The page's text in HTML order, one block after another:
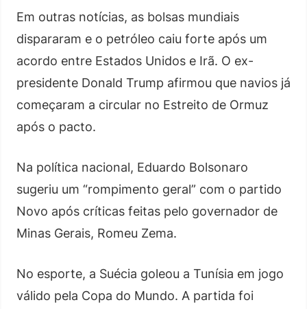
Em outras notícias, as bolsas mundiais
dispararam e o petróleo caiu forte após um
acordo entre Estados Unidos e Irã. O ex-
presidente Donald Trump afirmou que navios já
começaram a circular no Estreito de Ormuz
após o pacto.
Na política nacional, Eduardo Bolsonaro
sugeriu um “rompimento geral” com o partido
Novo após críticas feitas pelo governador de
Minas Gerais, Romeu Zema.
No esporte, a Suécia goleou a Tunísia em jogo
válido pela Copa do Mundo. A partida foi